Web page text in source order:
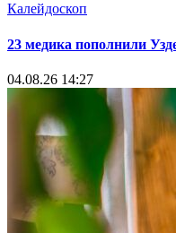
Калейдоскоп
23 медика пополнили
04.08.26 14:27